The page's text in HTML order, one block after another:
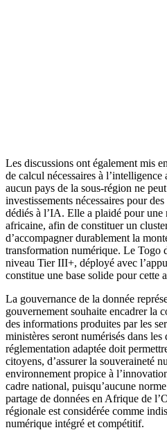
Les discussions ont également mis
de calcul nécessaires à
aucun pays de la sous-région ne
investissements nécessaires pour
dédiés à l’IA. Elle a plaidé pour une
africaine, afin de constituer un
d’accompagner durablement la
transformation numérique. Le Togo
niveau Tier III+, déployé avec
constitue une base solide pour cette
La gouvernance de la donnée
gouvernement souhaite encadrer la
des informations produites par les
ministères seront numérisés dans
réglementation adaptée doit
citoyens, d’assurer la souveraineté
environnement propice à
cadre national, puisqu’aucune
partage de données en Afrique de
régionale est considérée comme
numérique intégré et compétitif.